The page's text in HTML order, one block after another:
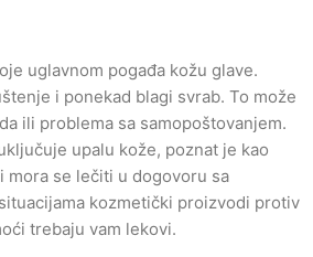
uglavnom pogađa kožu glave.
i ponekad blagi svrab. To može
ili problema sa samopoštovanjem.
upalu kože, poznat je kao
mora se lečiti u dogovoru sa
kozmetički proizvodi protiv
trebaju vam lekovi.